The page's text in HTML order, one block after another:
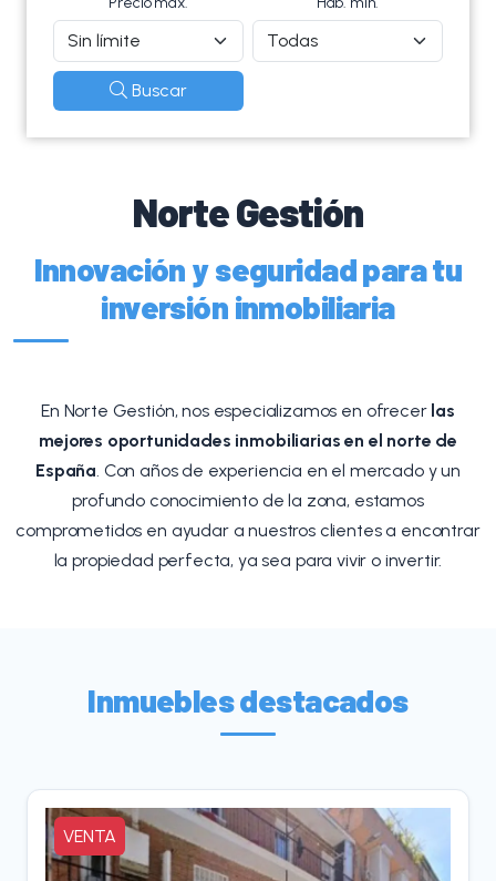
Buscar
Norte Gestión
Innovación y seguridad para tu
inversión inmobiliaria
En Norte Gestión, nos especializamos en ofrecer las
mejores oportunidades inmobiliarias en el norte de
España. Con años de experiencia en el mercado y un
profundo conocimiento de la zona, estamos
comprometidos en ayudar a nuestros clientes a encontrar
la propiedad perfecta, ya sea para vivir o invertir.
Inmuebles destacados
VENTA